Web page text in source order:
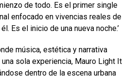
de todo. Es el primer single
enfocado en vivencias reales de
Es el inicio de una nueva noche.’
música, estética y narrativa
sola experiencia, Mauro Light It
dentro de la escena urbana